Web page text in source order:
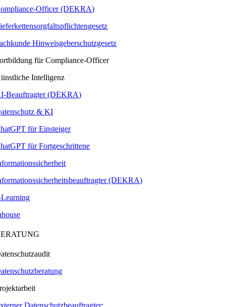
Officer (DEKRA)
Hinweisgeberschutzgesetz
für Compliance-Officer
Intelligenz
Beauftragter (DEKRA)
& KI
für Einsteiger
für Fortgeschrittene
(DEKRA)
Learning
Datenschutzbeauftragter: